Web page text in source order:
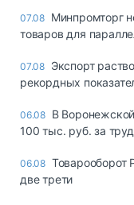
07.08 Минпромторг
товаров для
07.08 Экспорт
рекордных
06.08 В
100 тыс. руб. за
06.08 Товарооборот
две трети